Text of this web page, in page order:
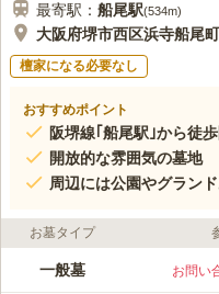
最寄駅： 船尾駅(534m)
大阪府堺市西区浜寺船尾
檀家になる必要なし
おすすめポイント
阪堺線｢船尾駅｣から徒歩
開放的な雰囲気の墓地
周辺には公園やグランド
お墓タイプ
一般墓 お問い